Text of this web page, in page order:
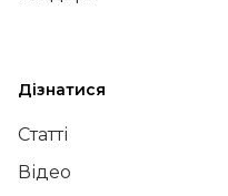
Дізнатися
Статті
Відео